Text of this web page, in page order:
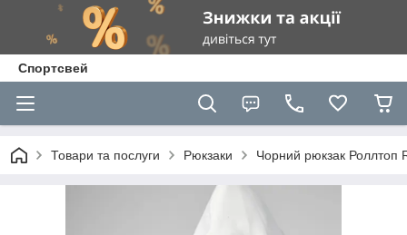
Спортсвей
Товари та послуги Рюкзаки Чорний рюкзак Роллтоп